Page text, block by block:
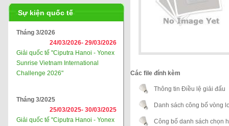
Sự kiện quốc tế
Tháng 3/2026
24/03/2026- 29/03/2026
Giải quốc tế "Ciputra Hanoi - Yonex
Sunrise Vietnam International
Challenge 2026"
Tháng 3/2025
25/03/2025- 30/03/2025
Giải quốc tế "Ciputra Hanoi - Yonex
Các file đính kèm
Thông tin Điều lệ giải đấu
Danh sách công bố vòng
Công bố danh sách chọn